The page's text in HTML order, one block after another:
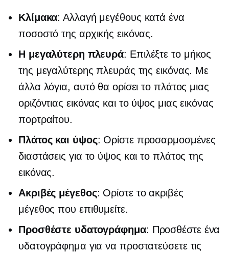
Κλίμακα: Αλλαγή μεγέθους κατά ένα
ποσοστό της αρχικής εικόνας.
Η μεγαλύτερη πλευρά: Επιλέξτε το μήκος
της μεγαλύτερης πλευράς της εικόνας. Με
άλλα λόγια, αυτό θα ορίσει το πλάτος μιας
οριζόντιας εικόνας και το ύψος μιας εικόνας
πορτραίτου.
Πλάτος και ύψος: Ορίστε προσαρμοσμένες
διαστάσεις για το ύψος και το πλάτος της
εικόνας.
Ακριβές μέγεθος: Ορίστε το ακριβές
μέγεθος που επιθυμείτε.
Προσθέστε υδατογράφημα: Προσθέστε ένα
υδατογράφημα για να προστατεύσετε τις